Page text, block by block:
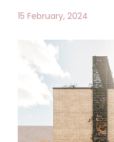
15 February, 2024